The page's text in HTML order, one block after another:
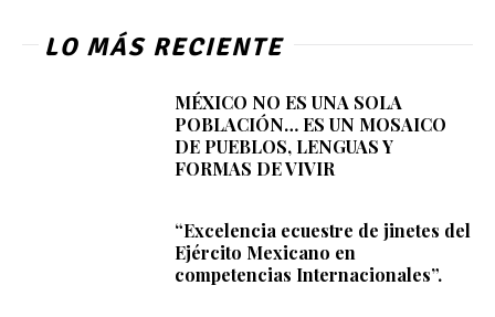
LO MÁS RECIENTE
MÉXICO NO ES UNA SOLA
POBLACIÓN… ES UN MOSAICO
DE PUEBLOS, LENGUAS Y
FORMAS DE VIVIR
“Excelencia ecuestre de jinetes del
Ejército Mexicano en
competencias Internacionales”.